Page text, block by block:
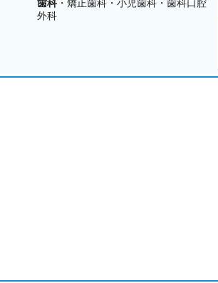
歯科・矯正歯科・小児歯科・歯科口腔
外科